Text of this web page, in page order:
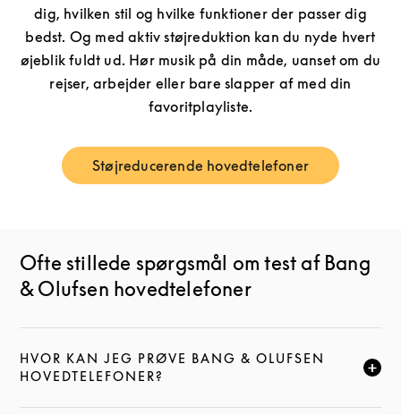
dig, hvilken stil og hvilke funktioner der passer dig
bedst. Og med aktiv støjreduktion kan du nyde hvert
øjeblik fuldt ud. Hør musik på din måde, uanset om du
rejser, arbejder eller bare slapper af med din
favoritplayliste.
Støjreducerende hovedtelefoner
Link Opens in New Tab
Ofte stillede spørgsmål om test af Bang
& Olufsen hovedtelefoner
HVOR KAN JEG PRØVE BANG & OLUFSEN
HOVEDTELEFONER?
KLIK FOR AT UDVIDE DENNE BESKRIVELSE, OG